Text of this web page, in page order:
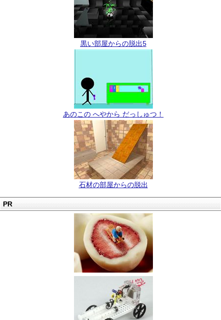
黒い部屋からの脱出5
あのこの へやから だっしゅつ！
石材の部屋からの脱出
PR